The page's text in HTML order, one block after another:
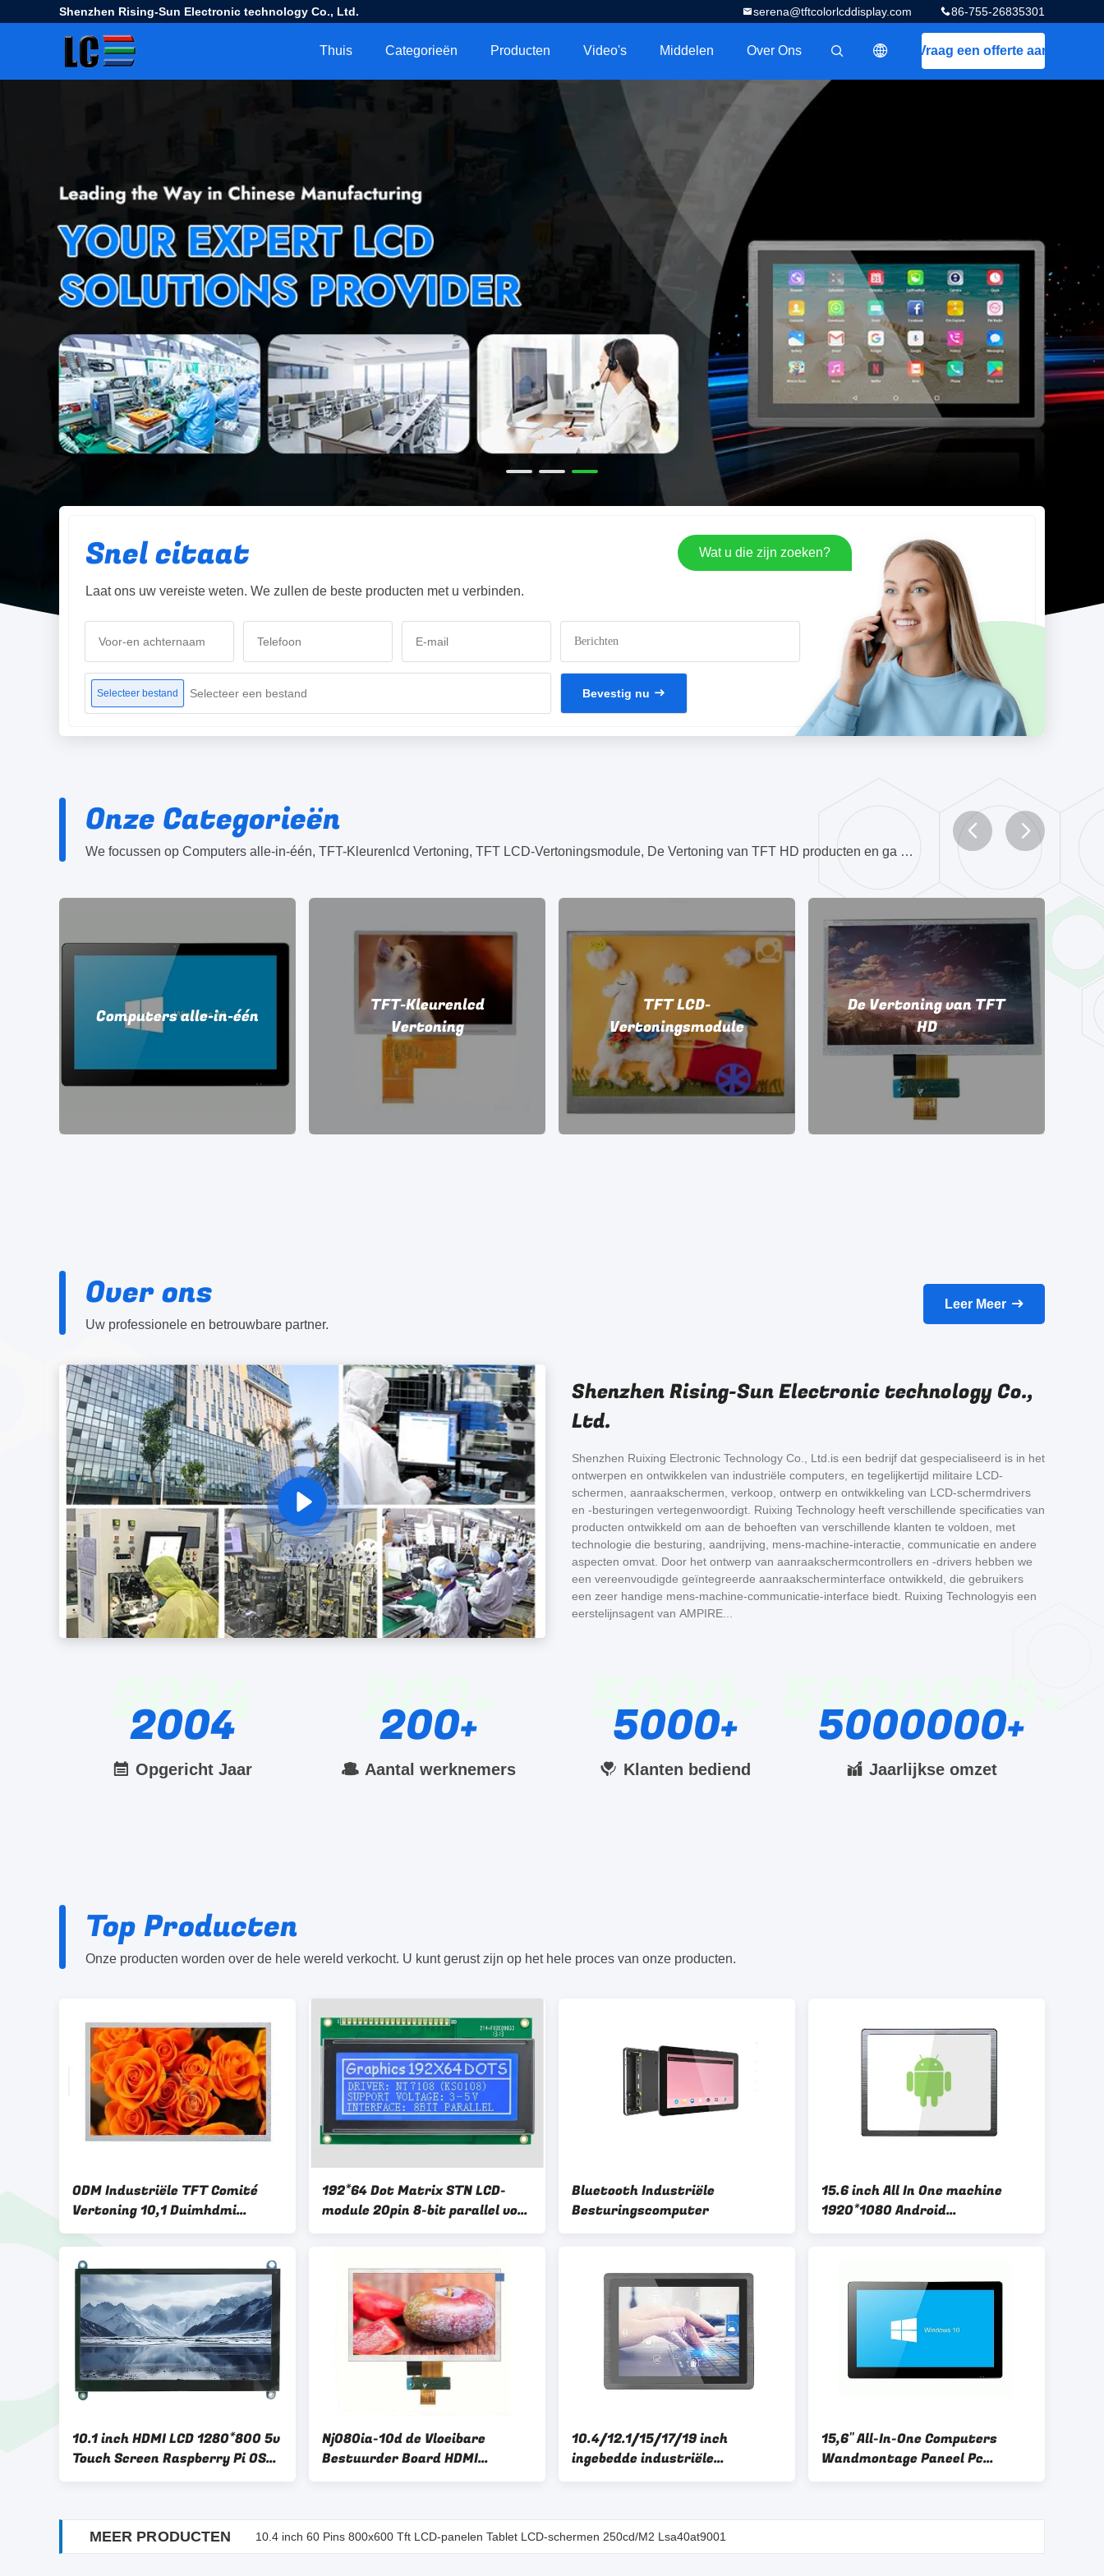
Shenzhen Rising-Sun Electronic technology Co., Ltd. 86-755-26835301
serena@tftcolorlcddisplay.com
Vraag een offerte aan
Thuis Categorieën Producten Video's Middelen Over Ons
Wat u die zijn zoeken?
Snel citaat
Laat ons uw vereiste weten. We zullen de beste producten met u verbinden.
Selecteer bestand Selecteer een bestand Bevestig nu
Onze Categorieën
We focussen op Computers alle-in-één, TFT-Kleurenlcd Vertoning, TFT LCD-Vertoningsmodule, De Vertoning van TFT HD producten en ga zo maar door
Computers alle-in-één
TFT-Kleurenlcd
Vertoning
TFT LCD-
Vertoningsmodule
De Vertoning van TFT
HD
Over ons
Uw professionele en betrouwbare partner.
Leer Meer
Shenzhen Rising-Sun Electronic technology Co.,
Ltd.
Shenzhen Ruixing Electronic Technology Co., Ltd.is een bedrijf dat gespecialiseerd is in het
ontwerpen en ontwikkelen van industriële computers, en tegelijkertijd militaire LCD-
schermen, aanraakschermen, verkoop, ontwerp en ontwikkeling van LCD-schermdrivers
en -besturingen vertegenwoordigt. Ruixing Technology heeft verschillende specificaties van
producten ontwikkeld om aan de behoeften van verschillende klanten te voldoen, met
technologie die besturing, aandrijving, mens-machine-interactie, communicatie en andere
aspecten omvat. Door het ontwerp van aanraakschermcontrollers en -drivers hebben we
een vereenvoudigde geïntegreerde aanraakscherminterface ontwikkeld, die gebruikers
een zeer handige mens-machine-communicatie-interface biedt. Ruixing Technologyis een
eerstelijnsagent van AMPIRE...
2004
2004
Opgericht Jaar
200
200
Aantal werknemers
5000
5000
Klanten bediend
5000000
5000000
Jaarlijkse omzet
Top Producten
Onze producten worden over de hele wereld verkocht. U kunt gerust zijn op het hele proces van onze producten.
ODM Industriële TFT Comité
Vertoning 10,1 Duimhdmi
Vertoning 350cd/M2 1280*800
192*64 Dot Matrix STN LCD-
module 20pin 8-bit parallel voor
Bluetooth Industriële
Besturingscomputer
15.6 inch All In One machine
1920*1080 Android
10.1 inch HDMI LCD 1280*800 5v
Touch Screen Raspberry Pi OS
Nj080ia-10d de Vloeibare
Bestuurder Board HDMI
10.4/12.1/15/17/19 inch
ingebedde industriële
15,6" All-In-One Computers
Wandmontage Paneel Pc
MEER PRODUCTEN 10.4 inch 60 Pins 800x600 Tft LCD-panelen Tablet LCD-schermen 250cd/M2 Lsa40at9001